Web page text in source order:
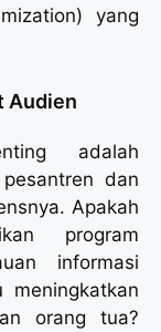
yang
Audien
adalah
dan
Apakah
program
informasi
orang tua?